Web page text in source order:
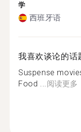
学
西班牙语
我喜欢谈论的话
Suspense
Food ...阅读更多